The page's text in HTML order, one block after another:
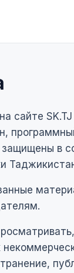
сайте
защищены в